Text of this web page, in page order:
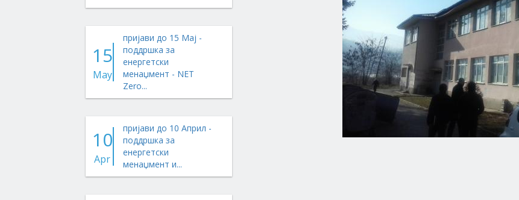
15
May
пријави до 15 Мај -
поддршка за
енергетски
менаџмент - NET
Zero...
10
Apr
пријави до 10 Април -
поддршка за
енергетски
менаџмент и...